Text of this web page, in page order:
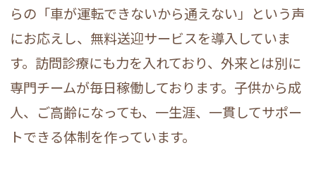
らの「車が運転できないから通えない」という声
にお応えし、無料送迎サービスを導入していま
す。訪問診療にも力を入れており、外来とは別に
専門チームが毎日稼働しております。子供から成
人、ご高齢になっても、一生涯、一貫してサポー
トできる体制を作っています。